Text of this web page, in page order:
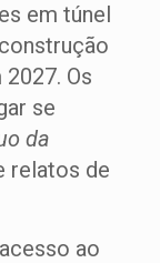
em túnel
Os
se
da
relatos de
ao